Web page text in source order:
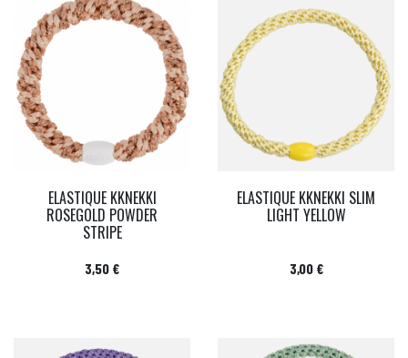
ELASTIQUE KKNEKKI
ROSEGOLD POWDER
STRIPE
Prix
3,50 €
ELASTIQUE KKNEKKI SLIM
LIGHT YELLOW
Prix
3,00 €